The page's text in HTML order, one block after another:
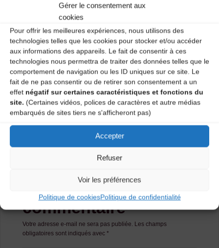
Gérer le consentement aux
cookies
Pour offrir les meilleures expériences, nous utilisons des
technologies telles que les cookies pour stocker et/ou accéder
aux informations des appareils. Le fait de consentir à ces
technologies nous permettra de traiter des données telles que le
comportement de navigation ou les ID uniques sur ce site. Le
fait de ne pas consentir ou de retirer son consentement a un
effet négatif sur certaines caractéristiques et fonctions du
site. (Certaines vidéos, polices de caractères et autre médias
embarqués de sites tiers ne s'afficheront pas)
Accepter
Refuser
Voir les préférences
Politique de cookiesPolitique de confidentialité
Toutes les informations sont ici !
En partenariat avec l’AMAP Robins des Bios.
Revue de presse : « La Grange des vachers
Retour sur : La Session Trad’ du Petit Café
Laisser un
commentaire
Votre adresse e-mail ne sera pas publiée. Les champs
obligatoires sont indiqués avec *